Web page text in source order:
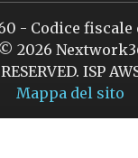
- Codice fiscale
2026
RESERVED. ISP
Mappa del sito